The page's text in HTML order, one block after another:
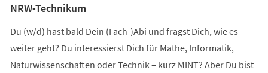
NRW-Technikum
Du (w/d) hast bald Dein (Fach-)Abi und fragst Dich, wie es
weiter geht? Du interessierst Dich für Mathe, Informatik,
Naturwissenschaften oder Technik – kurz MINT? Aber Du bist